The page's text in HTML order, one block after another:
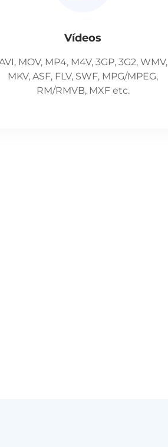
Vídeos
MOV, MP4, M4V, 3GP, 3G2, WMV,
MKV, ASF, FLV, SWF, MPG/MPEG,
RM/RMVB, MXF etc.